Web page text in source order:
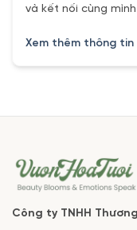
và kết nối cùng
Xem thêm thông
Công ty TNHH